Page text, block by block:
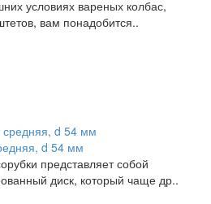
условиях вареных колбас,
вам понадобится..
d 54 мм
представляет собой
диск, который чаще др..